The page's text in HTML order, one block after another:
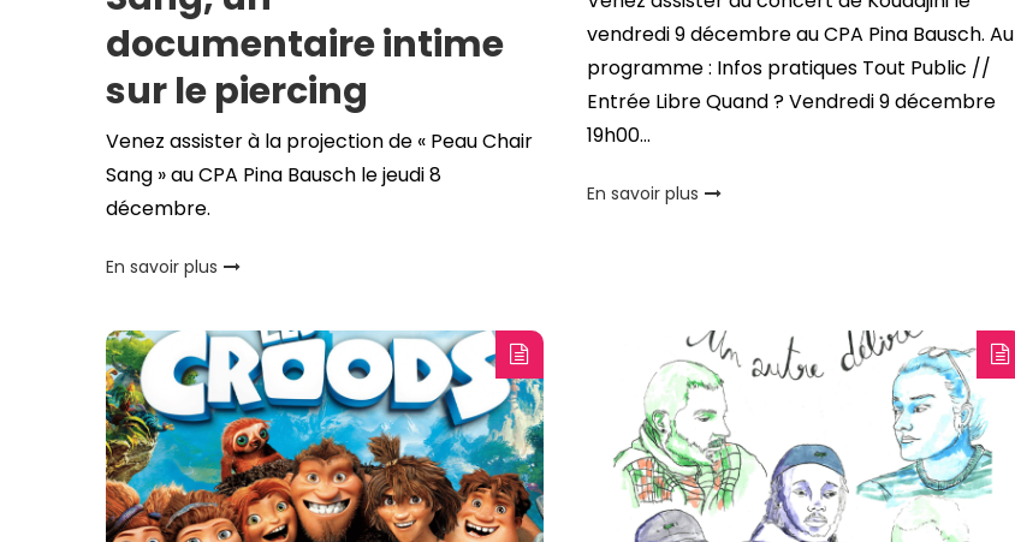
documentaire intime
sur le piercing
Venez assister à la projection de « Peau Chair
Sang » au CPA Pina Bausch le jeudi 8
décembre.
En savoir plus
vendredi 9 décembre au CPA Pina Bausch. Au
programme : Infos pratiques Tout Public //
Entrée Libre Quand ? Vendredi 9 décembre
19h00…
En savoir plus